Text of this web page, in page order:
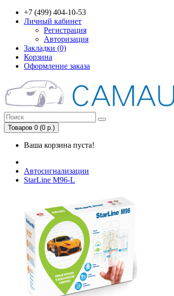
+7 (499) 404-10-53
Личный кабинет
Регистрация
Авторизация
Закладки (0)
Корзина
Оформление заказа
Товаров 0 (0 р.)
Ваша корзина пуста!
Автосигнализации
StarLine M96-L